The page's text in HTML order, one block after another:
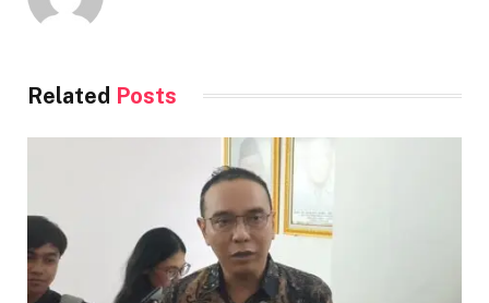
Related Posts